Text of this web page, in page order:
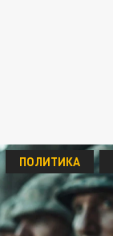
ПОЛИТИКА